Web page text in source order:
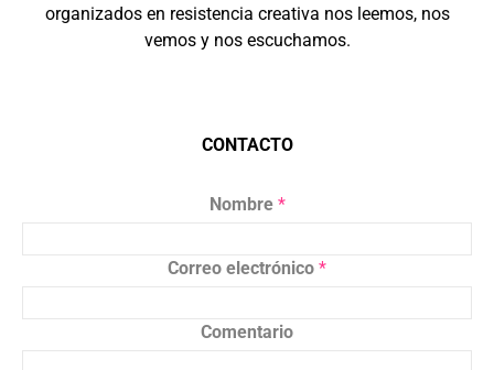
organizados en resistencia creativa nos leemos, nos
vemos y nos escuchamos.
CONTACTO
Nombre *
Correo electrónico *
Comentario